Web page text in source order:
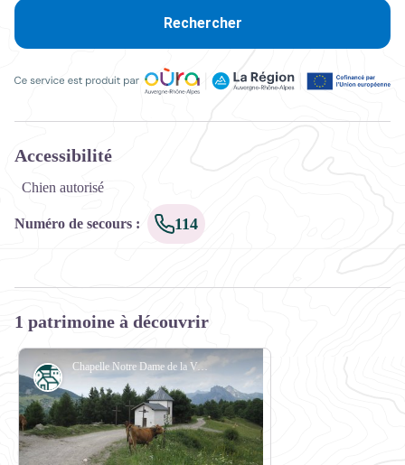
Rechercher
Accessibilité
Chien autorisé
Numéro de secours : 114
1 patrimoine à découvrir
Chapelle Notre Dame de la Vie - Valloire Randos
Petit patrimoine